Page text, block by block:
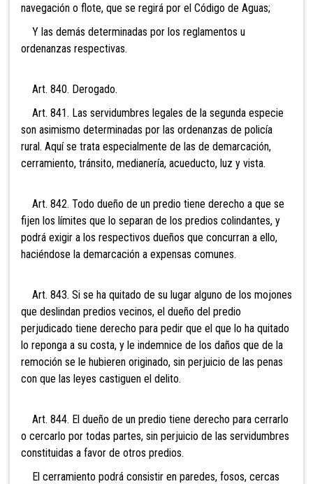
navegación o flote, que se regirá por el Código de Aguas;
Y las demás determinadas por los reglamentos u
ordenanzas respectivas.
Art. 840. Derogado.
Art. 841. Las servidumbres legales de la segunda especie
son asimismo determinadas por las ordenanzas de policía
rural. Aquí se trata especialmente de las de demarcación,
cerramiento, tránsito, medianería, acueducto, luz y vista.
Art. 842. Todo dueño de un predio tiene derecho a que se
fijen los límites que lo separan de los predios colindantes, y
podrá exigir a los respectivos dueños que concurran a ello,
haciéndose la demarcación a expensas comunes.
Art. 843. Si se ha quitado de su lugar alguno de los mojones
que deslindan predios vecinos, el dueño del predio
perjudicado tiene derecho para pedir que el que lo ha quitado
lo reponga a su costa, y le indemnice de los daños que de la
remoción se le hubieren originado, sin perjuicio de las penas
con que las leyes castiguen el delito.
Art. 844. El dueño de un predio tiene derecho para cerrarlo
o cercarlo por todas partes, sin perjuicio de las servidumbres
constituidas a favor de otros predios.
El cerramiento podrá consistir en paredes, fosos, cercas